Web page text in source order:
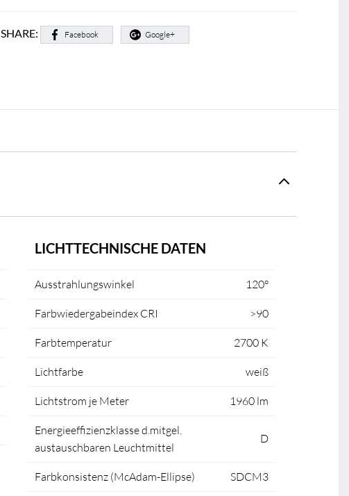
SHARE: Facebook Google+
LICHTTECHNISCHE DATEN
Ausstrahlungswinkel 120°
Farbwiedergabeindex CRI >90
Farbtemperatur 2700 K
Lichtfarbe weiß
Lichtstrom je Meter 1960 lm
Energieeffizienzklasse d.mitgel.
austauschbaren Leuchtmittel
D
Farbkonsistenz (McAdam-Ellipse) SDCM3